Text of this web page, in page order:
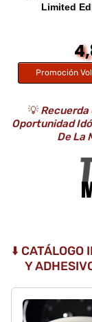
Limited
Promoción
💡Recuerda
Oportunidad
De La
⬇️ CATÁLOGO
Y